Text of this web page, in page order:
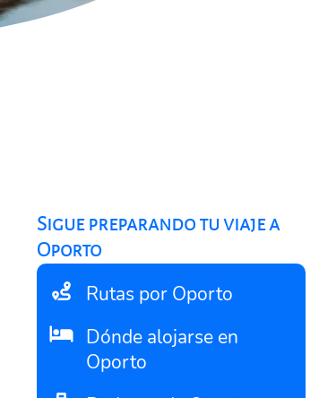
Sigue preparando tu viaje a
Oporto
Rutas por Oporto
Dónde alojarse en
Oporto